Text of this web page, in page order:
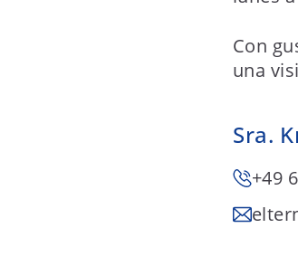
Con
una
Sra.
+49